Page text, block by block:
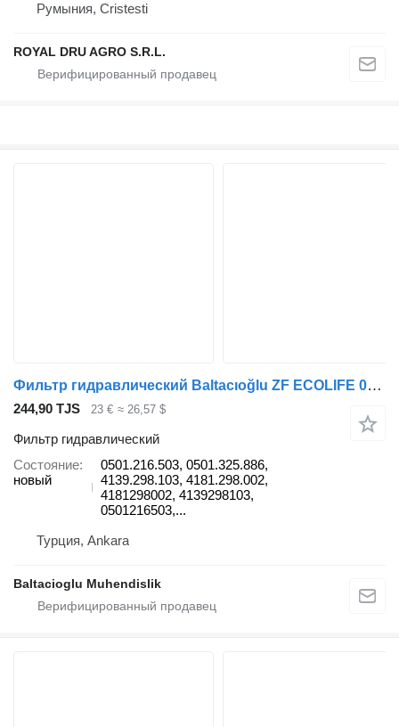
Румыния, Cristesti
ROYAL DRU AGRO S.R.L.
Фильтр гидравлический Baltacıoğlu ZF ECOLIFE 0501.216.503 для автобуса
244,90 TJS 23 € ≈ 26,57 $
Фильтр гидравлический
Состояние
новый
0501.216.503, 0501.325.886,
4139.298.103, 4181.298.002,
4181298002, 4139298103,
0501216503,...
Турция, Ankara
Baltacioglu Muhendislik